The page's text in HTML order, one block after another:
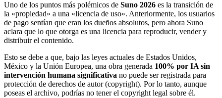
Uno de los puntos más polémicos de Suno 2026 es la transición de
la «propiedad» a una «licencia de uso». Anteriormente, los usuarios
de pago sentían que eran los dueños absolutos, pero ahora Suno
aclara que lo que otorga es una licencia para reproducir, vender y
distribuir el contenido.
Esto se debe a que, bajo las leyes actuales de Estados Unidos,
México y la Unión Europea, una obra generada 100% por IA sin
intervención humana significativa no puede ser registrada para
protección de derechos de autor (copyright). Por lo tanto, aunque
poseas el archivo, podrías no tener el copyright legal sobre él.